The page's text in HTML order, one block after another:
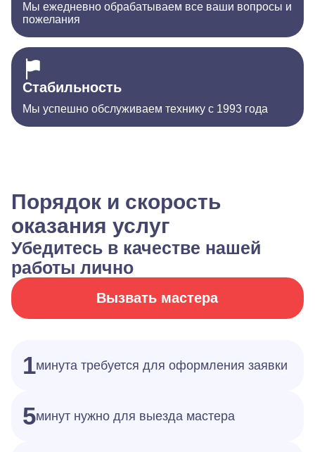
Мы ежедневно обрабатываем все ваши вопросы и
пожелания
Стабильность
Мы успешно обслуживаем технику с 1993 года
Порядок и скорость
оказания услуг
Убедитесь в качестве нашей
работы лично
Вызвать мастера
1минута требуется для оформления заявки
5минут нужно для выезда мастера